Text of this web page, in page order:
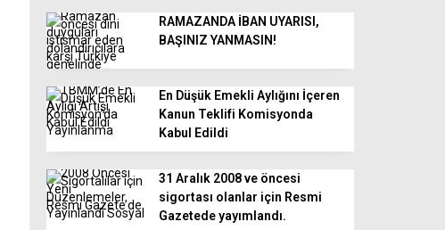
RAMAZANDA İBAN UYARISI,
BAŞINIZ YANMASIN!
En Düşük Emekli Aylığını İçeren
Kanun Teklifi Komisyonda
Kabul Edildi
31 Aralık 2008 ve öncesi
sigortası olanlar için Resmi
Gazetede yayımlandı.